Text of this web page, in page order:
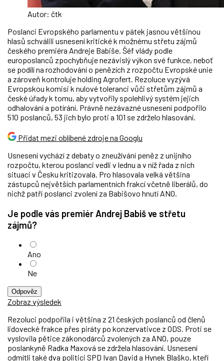
Autor: čtk
Poslanci Evropského parlamentu v pátek jasnou většinou
hlasů schválili usnesení kritické k možnému střetu zájmů
českého premiéra Andreje Babiše. Šéf vlády podle
europoslanců zpochybňuje nezávislý výkon své funkce, neboť
se podílí na rozhodování o penězích z rozpočtu Evropské unie
a zároveň kontroluje holding Agrofert. Rezoluce vyzývá
Evropskou komisi k nulové toleranci vůči střetům zájmů a
české úřady k tomu, aby vytvořily spolehlivý systém jejich
odhalování a potírání. Právně nezávazné usnesení podpořilo
510 poslanců, 53 jich bylo proti a 101 se zdrželo hlasování.
Přidat mezi oblíbené zdroje na Googlu
Usnesení vychází z debaty o zneužívání peněz z unijního
rozpočtu, kterou poslanci vedli v lednu a v níž řada z nich
situaci v Česku kritizovala. Pro hlasovala velká většina
zástupců největších parlamentních frakcí včetně liberálů, do
nichž patří poslanci zvolení za Babišovo hnutí ANO.
Je podle vás premiér Andrej Babiš ve střetu
zájmů?
Ano
Ne
Odpověz
Zobraz výsledek
Rezoluci podpořila i většina z 21 českých poslanců od členů
lidovecké frakce přes piráty po konzervativce z ODS. Proti se
vyslovila pětice zákonodárců zvolených za ANO, pouze
poslankyně Radka Maxová se zdržela hlasování. Usnesení
odmítli také dva politici SPD Ivan David a Hynek Blaško, kteří